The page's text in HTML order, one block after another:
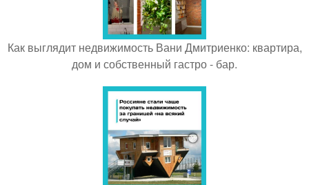
Как выглядит недвижимость Вани Дмитриенко: квартира,
дом и собственный гастро - бар.